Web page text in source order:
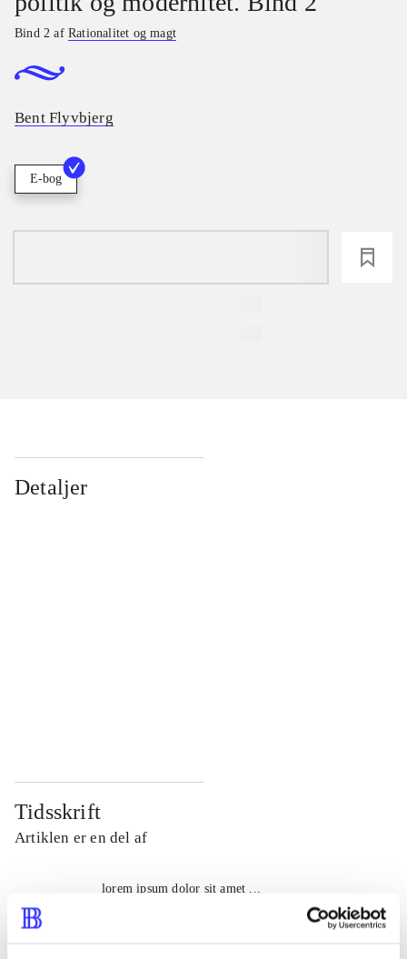
Bind 2 afRationalitet og magt
Bent Flyvbjerg
E-bog
Detaljer
Tidsskrift
Artiklen er en del af
lorem ipsum dolor sit amet ...